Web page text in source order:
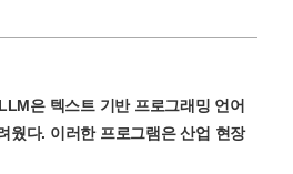
은 텍스트 기반 프로그래밍 언어
웠다. 이러한 프로그램은 산업 현장